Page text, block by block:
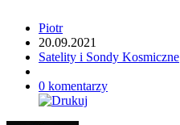
Piotr
20.09.2021
Satelity i Sondy Kosmiczne
0 komentarzy